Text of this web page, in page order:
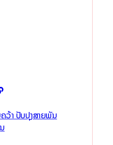
ວ້າ ປັບປຸງສາຍພັນ